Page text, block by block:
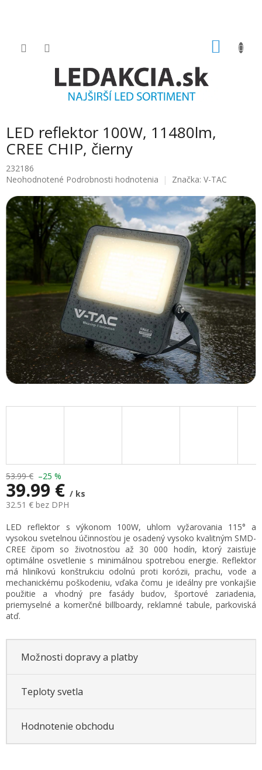
LED reflektor 100W, 11480lm,
CREE CHIP, čierny
232186
Priemerné
produktu
je
0.0
z
5
hviezdičiek.
Neohodnotené Podrobnosti hodnotenia Značka: V-TAC
53.99 € –25 %
39.99 € / ks
32.51 € bez DPH
Jednotková
cena:
LED reflektor s výkonom 100W, uhlom vyžarovania 115° a
vysokou svetelnou účinnosťou je osadený vysoko kvalitným SMD-
CREE čipom so životnosťou až 30 000 hodín, ktorý zaisťuje
optimálne osvetlenie s minimálnou spotrebou energie. Reflektor
má hliníkovú konštrukciu odolnú proti korózii, prachu, vode a
mechanickému poškodeniu, vďaka čomu je ideálny pre vonkajšie
použitie a vhodný pre fasády budov, športové zariadenia,
priemyselné a komerčné billboardy, reklamné tabule, parkoviská
atď.
Možnosti dopravy a platby
Teploty svetla
Hodnotenie obchodu